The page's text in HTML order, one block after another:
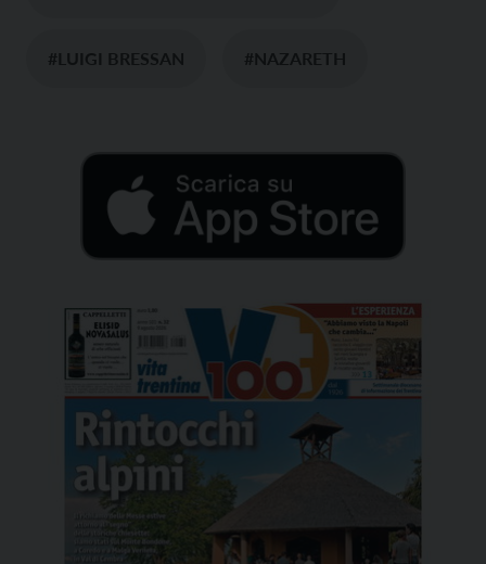
#LUIGI BRESSAN #NAZARETH